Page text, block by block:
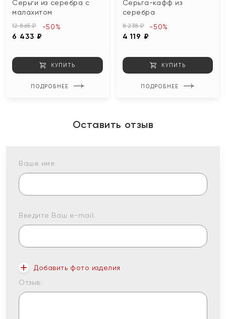
Серьги из серебра с
малахитом
12 865 ₽
6 433 ₽
-50%
КУПИТЬ
ПОДРОБНЕЕ
Серьга-кафф из
серебра
8 238 ₽
4 119 ₽
-50%
КУПИТЬ
ПОДРОБНЕЕ
Оставить отзыв
Ваше имя:
Введите Ваш e-mail:
Добавить фото изделия
Отзыв: